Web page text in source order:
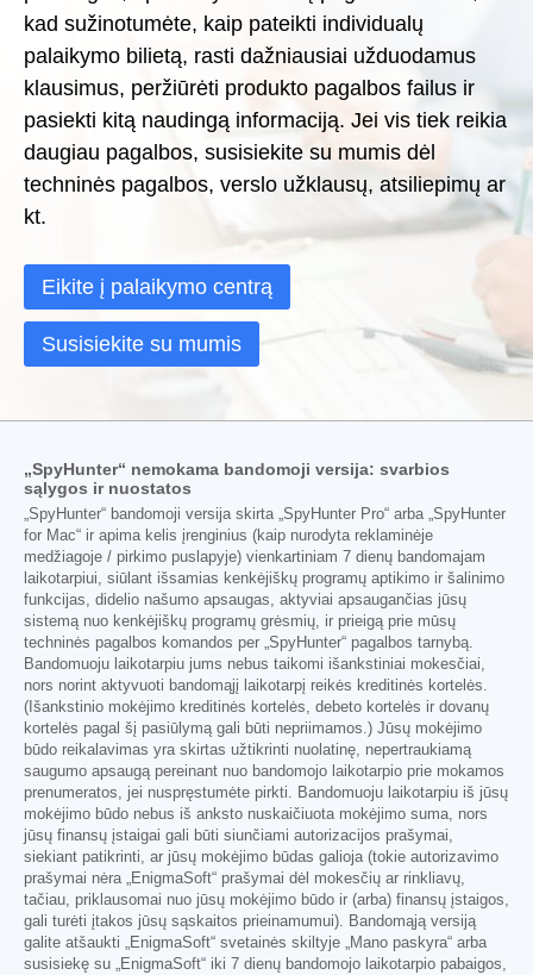
kad sužinotumėte, kaip pateikti individualų
palaikymo bilietą, rasti dažniausiai užduodamus
klausimus, peržiūrėti produkto pagalbos failus ir
pasiekti kitą naudingą informaciją. Jei vis tiek reikia
daugiau pagalbos, susisiekite su mumis dėl
techninės pagalbos, verslo užklausų, atsiliepimų ar
kt.
Eikite į palaikymo centrą
Susisiekite su mumis
„SpyHunter“ nemokama bandomoji versija: svarbios
sąlygos ir nuostatos
„SpyHunter“ bandomoji versija skirta „SpyHunter Pro“ arba „SpyHunter
for Mac“ ir apima kelis įrenginius (kaip nurodyta reklaminėje
medžiagoje / pirkimo puslapyje) vienkartiniam 7 dienų bandomajam
laikotarpiui, siūlant išsamias kenkėjiškų programų aptikimo ir šalinimo
funkcijas, didelio našumo apsaugas, aktyviai apsaugančias jūsų
sistemą nuo kenkėjiškų programų grėsmių, ir prieigą prie mūsų
techninės pagalbos komandos per „SpyHunter“ pagalbos tarnybą.
Bandomuoju laikotarpiu jums nebus taikomi išankstiniai mokesčiai,
nors norint aktyvuoti bandomąjį laikotarpį reikės kreditinės kortelės.
(Išankstinio mokėjimo kreditinės kortelės, debeto kortelės ir dovanų
kortelės pagal šį pasiūlymą gali būti nepriimamos.) Jūsų mokėjimo
būdo reikalavimas yra skirtas užtikrinti nuolatinę, nepertraukiamą
saugumo apsaugą pereinant nuo bandomojo laikotarpio prie mokamos
prenumeratos, jei nuspręstumėte pirkti. Bandomuoju laikotarpiu iš jūsų
mokėjimo būdo nebus iš anksto nuskaičiuota mokėjimo suma, nors
jūsų finansų įstaigai gali būti siunčiami autorizacijos prašymai,
siekiant patikrinti, ar jūsų mokėjimo būdas galioja (tokie autorizavimo
prašymai nėra „EnigmaSoft“ prašymai dėl mokesčių ar rinkliavų,
tačiau, priklausomai nuo jūsų mokėjimo būdo ir (arba) finansų įstaigos,
gali turėti įtakos jūsų sąskaitos prieinamumui). Bandomąją versiją
galite atšaukti „EnigmaSoft“ svetainės skiltyje „Mano paskyra“ arba
susisiekę su „EnigmaSoft“ iki 7 dienų bandomojo laikotarpio pabaigos,